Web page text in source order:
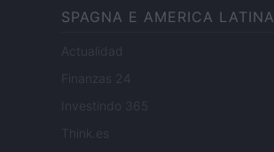
SPAGNA E AMERICA LATINA
Actualidad
Finanzas 24
Investindo 365
Think.es